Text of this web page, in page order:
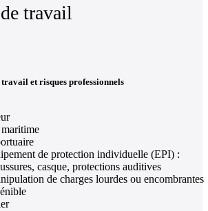
travail
et risques professionnels
de protection individuelle (EPI) :
casque, protections auditives
de charges lourdes ou encombrantes